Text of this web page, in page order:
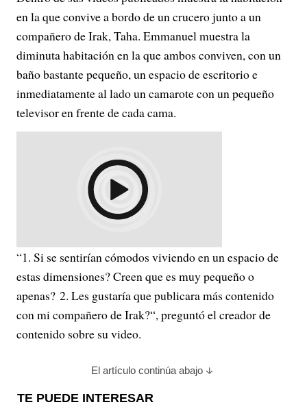
en la que convive a bordo de un crucero junto a un
compañero de Irak, Taha. Emmanuel muestra la
diminuta habitación en la que ambos conviven, con un
baño bastante pequeño, un espacio de escritorio e
inmediatamente al lado un camarote con un pequeño
televisor en frente de cada cama.
“1. Si se sentirían cómodos viviendo en un espacio de
estas dimensiones? Creen que es muy pequeño o
apenas? 2. Les gustaría que publicara más contenido
con mi compañero de Irak?“, preguntó el creador de
contenido sobre su video.
El artículo continúa abajo
TE PUEDE INTERESAR